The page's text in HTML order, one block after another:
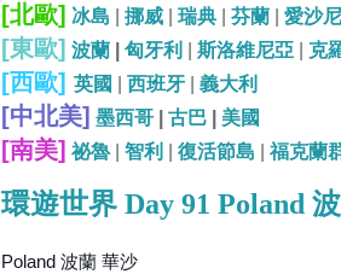
[北歐] 冰島 挪威 瑞典 芬蘭 愛沙
[東歐] 波蘭 匈牙利 斯洛維尼亞 克
[西歐] 英國 西班牙 義大利
[中北美] 墨西哥 古巴 美國
[南美] 祕魯| 智利 復活節島 福克蘭
環遊世界 Day 91 Poland
Poland 波蘭 華沙